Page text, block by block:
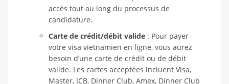
accès tout au long du processus de
candidature.
Carte de crédit/débit valide : Pour payer
votre visa vietnamien en ligne, vous aurez
besoin d’une carte de crédit ou de débit
valide. Les cartes acceptées incluent Visa,
Master, JCB, Dinner Club, Amex, Dinner Club